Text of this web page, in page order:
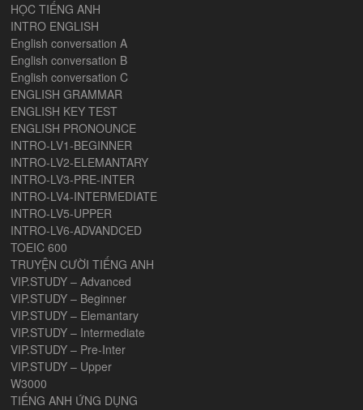
HỌC TIẾNG ANH
INTRO ENGLISH
English conversation A
English conversation B
English conversation C
ENGLISH GRAMMAR
ENGLISH KEY TEST
ENGLISH PRONOUNCE
INTRO-LV1-BEGINNER
INTRO-LV2-ELEMANTARY
INTRO-LV3-PRE-INTER
INTRO-LV4-INTERMEDIATE
INTRO-LV5-UPPER
INTRO-LV6-ADVANDCED
TOEIC 600
TRUYỆN CƯỜI TIẾNG ANH
VIP.STUDY – Advanced
VIP.STUDY – Beginner
VIP.STUDY – Elemantary
VIP.STUDY – Intermediate
VIP.STUDY – Pre-Inter
VIP.STUDY – Upper
W3000
TIẾNG ANH ỨNG DỤNG